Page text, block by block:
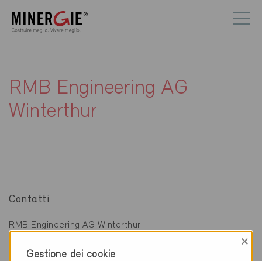
RMB Engineering AG
Winterthur
Contatti
RMB Engineering AG Winterthur
8400 Winterthur
Gestione dei cookie
×